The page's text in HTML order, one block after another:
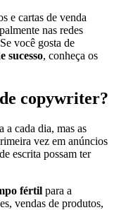
e cartas de venda
nas redes
você gosta de
sucesso, conheça os
copywriter?
cada dia, mas as
vez em anúncios
escrita possam ter
fértil para a
vendas de produtos,